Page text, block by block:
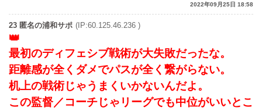
2022年09月25日 18:58
23 匿名の浦和サポ (IP:60.125.46.236 )
最初のディフェシブ戦術が大失敗だったな。
距離感が全くダメでパスが全く繋がらない。
机上の戦術じゃうまくいかないんだよ。
この監督／コーチじゃリーグでも中位がいいとこ